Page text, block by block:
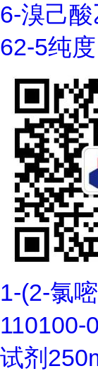
6-溴己
62-5纯
1-(2-氯
110100-
试剂